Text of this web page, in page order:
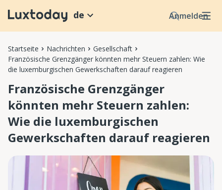
Anmelden
de
Startseite Nachrichten
Gesellschaft
Französische Grenzgänger könnten mehr Steuern zahlen: Wie
die luxemburgischen Gewerkschaften darauf reagieren
Französische Grenzgänger
könnten mehr Steuern zahlen:
Wie die luxemburgischen
Gewerkschaften darauf reagieren